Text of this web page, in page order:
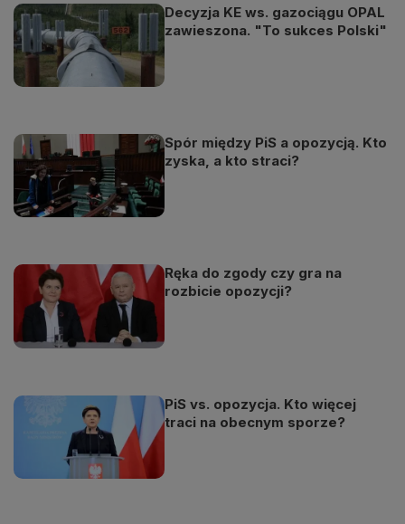
Decyzja KE ws. gazociągu OPAL
zawieszona. "To sukces Polski"
Spór między PiS a opozycją. Kto
zyska, a kto straci?
Ręka do zgody czy gra na
rozbicie opozycji?
PiS vs. opozycja. Kto więcej
traci na obecnym sporze?